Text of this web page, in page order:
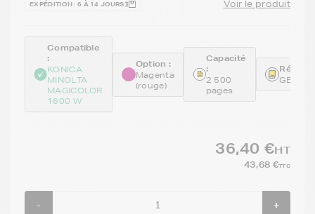
EXPÉDITION : 6 À 14 JOURS Voir le produit
Compatible
:
KONICA
MINOLTA
MAGICOLOR
1600 W
Option :
Magenta
(rouge)
Capacité
:
2 500
pages
36,40 €HT
43,68 €TTC
- +